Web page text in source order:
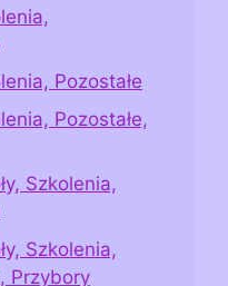
Pozostałe
Pozostałe,
Szkolenia,
Szkolenia,
Przybory